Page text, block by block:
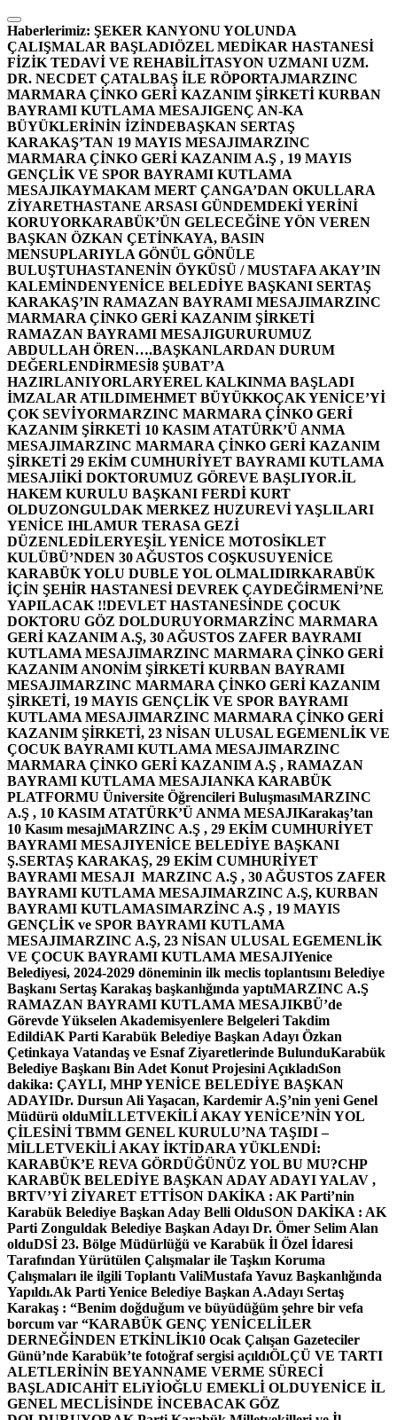
İçeriğe
atla
Haberlerimiz: ŞEKER KANYONU YOLUNDA
ÇALIŞMALAR BAŞLADIÖZEL MEDİKAR HASTANESİ
FİZİK TEDAVİ VE REHABİLİTASYON UZMANI UZM.
DR. NECDET ÇATALBAŞ İLE RÖPORTAJMARZINC
MARMARA ÇİNKO GERİ KAZANIM ŞİRKETİ KURBAN
BAYRAMI KUTLAMA MESAJIGENÇ AN-KA
BÜYÜKLERİNİN İZİNDEBAŞKAN SERTAŞ
KARAKAŞ’TAN 19 MAYIS MESAJIMARZINC
MARMARA ÇİNKO GERİ KAZANIM A.Ş , 19 MAYIS
GENÇLİK VE SPOR BAYRAMI KUTLAMA
MESAJIKAYMAKAM MERT ÇANGA’DAN OKULLARA
ZİYARETHASTANE ARSASI GÜNDEMDEKİ YERİNİ
KORUYORKARABÜK’ÜN GELECEĞİNE YÖN VEREN
BAŞKAN ÖZKAN ÇETİNKAYA, BASIN
MENSUPLARIYLA GÖNÜL GÖNÜLE
BULUŞTUHASTANENİN ÖYKÜSÜ / MUSTAFA AKAY’IN
KALEMİNDENYENİCE BELEDİYE BAŞKANI SERTAŞ
KARAKAŞ’IN RAMAZAN BAYRAMI MESAJIMARZINC
MARMARA ÇİNKO GERİ KAZANIM ŞİRKETİ
RAMAZAN BAYRAMI MESAJIGURURUMUZ
ABDULLAH ÖREN….BAŞKANLARDAN DURUM
DEĞERLENDİRMESİ8 ŞUBAT’A
HAZIRLANIYORLARYEREL KALKINMA BAŞLADI
İMZALAR ATILDIMEHMET BÜYÜKKOÇAK YENİCE’Yİ
ÇOK SEVİYORMARZINC MARMARA ÇİNKO GERİ
KAZANIM ŞİRKETİ 10 KASIM ATATÜRK’Ü ANMA
MESAJIMARZINC MARMARA ÇİNKO GERİ KAZANIM
ŞİRKETİ 29 EKİM CUMHURİYET BAYRAMI KUTLAMA
MESAJIİKİ DOKTORUMUZ GÖREVE BAŞLIYOR.İL
HAKEM KURULU BAŞKANI FERDİ KURT
OLDUZONGULDAK MERKEZ HUZUREVİ YAŞLILARI
YENİCE IHLAMUR TERASA GEZİ
DÜZENLEDİLERYEŞİL YENİCE MOTOSİKLET
KULÜBÜ’NDEN 30 AĞUSTOS COŞKUSUYENİCE
KARABÜK YOLU DUBLE YOL OLMALIDIRKARABÜK
İÇİN ŞEHİR HASTANESİ DEVREK ÇAYDEĞİRMENİ’NE
YAPILACAK !!DEVLET HASTANESİNDE ÇOCUK
DOKTORU GÖZ DOLDURUYORMARZİNC MARMARA
GERİ KAZANIM A.Ş, 30 AĞUSTOS ZAFER BAYRAMI
KUTLAMA MESAJIMARZINC MARMARA ÇİNKO GERİ
KAZANIM ANONİM ŞİRKETİ KURBAN BAYRAMI
MESAJIMARZINC MARMARA ÇİNKO GERİ KAZANIM
ŞİRKETİ, 19 MAYIS GENÇLİK VE SPOR BAYRAMI
KUTLAMA MESAJIMARZINC MARMARA ÇİNKO GERİ
KAZANIM ŞİRKETİ, 23 NİSAN ULUSAL EGEMENLİK VE
ÇOCUK BAYRAMI KUTLAMA MESAJIMARZINC
MARMARA ÇİNKO GERİ KAZANIM A.Ş , RAMAZAN
BAYRAMI KUTLAMA MESAJIANKA KARABÜK
PLATFORMU Üniversite Öğrencileri BuluşmasıMARZINC
A.Ş , 10 KASIM ATATÜRK’Ü ANMA MESAJIKarakaş’tan
10 Kasım mesajıMARZINC A.Ş , 29 EKİM CUMHURİYET
BAYRAMI MESAJIYENİCE BELEDİYE BAŞKANI
Ş.SERTAŞ KARAKAŞ, 29 EKİM CUMHURİYET
BAYRAMI MESAJI MARZINC A.Ş , 30 AĞUSTOS ZAFER
BAYRAMI KUTLAMA MESAJIMARZINC A.Ş, KURBAN
BAYRAMI KUTLAMASIMARZİNC A.Ş , 19 MAYIS
GENÇLİK ve SPOR BAYRAMI KUTLAMA
MESAJIMARZINC A.Ş, 23 NİSAN ULUSAL EGEMENLİK
VE ÇOCUK BAYRAMI KUTLAMA MESAJIYenice
Belediyesi, 2024-2029 döneminin ilk meclis toplantısını Belediye
Başkanı Sertaş Karakaş başkanlığında yaptıMARZINC A.Ş
RAMAZAN BAYRAMI KUTLAMA MESAJIKBÜ’de
Görevde Yükselen Akademisyenlere Belgeleri Takdim
EdildiAK Parti Karabük Belediye Başkan Adayı Özkan
Çetinkaya Vatandaş ve Esnaf Ziyaretlerinde BulunduKarabük
Belediye Başkanı Bin Adet Konut Projesini AçıkladıSon
dakika: ÇAYLI, MHP YENİCE BELEDİYE BAŞKAN
ADAYIDr. Dursun Ali Yaşacan, Kardemir A.Ş’nin yeni Genel
Müdürü olduMİLLETVEKİLİ AKAY YENİCE’NİN YOL
ÇİLESİNİ TBMM GENEL KURULU’NA TAŞIDI –
MİLLETVEKİLİ AKAY İKTİDARA YÜKLENDİ:
KARABÜK’E REVA GÖRDÜĞÜNÜZ YOL BU MU?CHP
KARABÜK BELEDİYE BAŞKAN ADAY ADAYI YALAV ,
BRTV’Yİ ZİYARET ETTİSON DAKİKA : AK Parti’nin
Karabük Belediye Başkan Aday Belli OlduSON DAKİKA : AK
Parti Zonguldak Belediye Başkan Adayı Dr. Ömer Selim Alan
olduDSİ 23. Bölge Müdürlüğü ve Karabük İl Özel İdaresi
Tarafından Yürütülen Çalışmalar ile Taşkın Koruma
Çalışmaları ile ilgili Toplantı ValiMustafa Yavuz Başkanlığında
Yapıldı.Ak Parti Yenice Belediye Başkan A.Adayı Sertaş
Karakaş : “Benim doğduğum ve büyüdüğüm şehre bir vefa
borcum var “KARABÜK GENÇ YENİCELİLER
DERNEĞİNDEN ETKİNLİK10 Ocak Çalışan Gazeteciler
Günü’nde Karabük’te fotoğraf sergisi açıldıÖLÇÜ VE TARTI
ALETLERİNİN BEYANNAME VERME SÜRECİ
BAŞLADICAHİT ELiYİOĞLU EMEKLİ OLDUYENİCE İL
GENEL MECLİSİNDE İNCEBACAK GÖZ